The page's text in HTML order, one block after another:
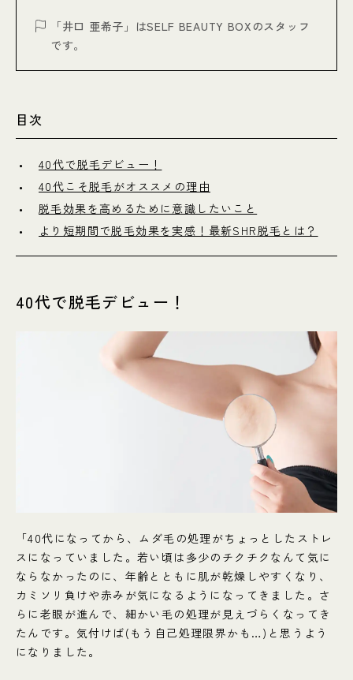
「井口 亜希子」はSELF BEAUTY BOXのスタッフ
です。
目次
40代で脱毛デビュー！
40代こそ脱毛がオススメの理由
脱毛効果を高めるために意識したいこと
より短期間で脱毛効果を実感！最新SHR脱毛とは？
40代で脱毛デビュー！
「40代になってから、ムダ毛の処理がちょっとしたストレ
スになっていました。若い頃は多少のチクチクなんて気に
ならなかったのに、年齢とともに肌が乾燥しやすくなり、
カミソリ負けや赤みが気になるようになってきました。さ
らに老眼が進んで、細かい毛の処理が見えづらくなってき
たんです。気付けば(もう自己処理限界かも…)と思うよう
になりました。